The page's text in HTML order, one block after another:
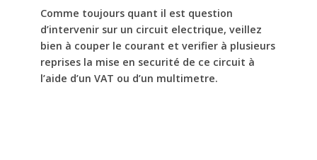
Comme toujours quant il est question
d’intervenir sur un circuit electrique, veillez
bien à couper le courant et verifier à plusieurs
reprises la mise en securité de ce circuit à
l’aide d’un VAT ou d’un multimetre.